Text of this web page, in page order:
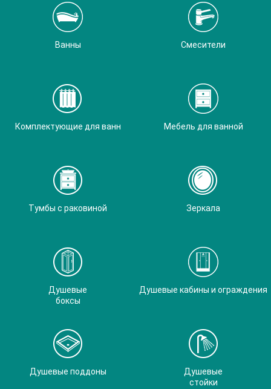
Ванны Смесители
Комплектующие для ванн Мебель для ванной
Тумбы с раковиной Зеркала
Душевые
боксы
Душевые кабины и ограждения
Душевые поддоны
Душевые
стойки